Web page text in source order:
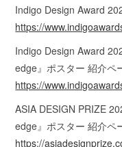
Indigo Design Award
https://
Indigo Design Award
edge』ポスター 紹介ペ
https://
ASIA DESIGN PRIZE
edge』ポスター 紹介ペ
https://